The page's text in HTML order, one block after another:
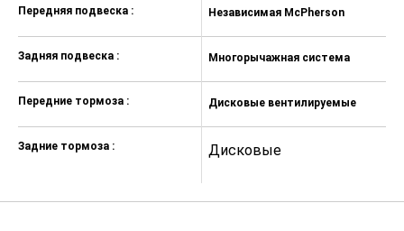
Система контроля за полосой
Подушка безопасности водителя
Крепление детского кресла
(задний ряд) ISOFIX
Передняя подвеска :
Задняя подвеска :
Передние тормоза :
Задние тормоза :
Независимая McPherson
Многорычажная система
Дисковые вентилируемые
Дисковые